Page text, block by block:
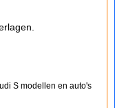
S modellen en auto's